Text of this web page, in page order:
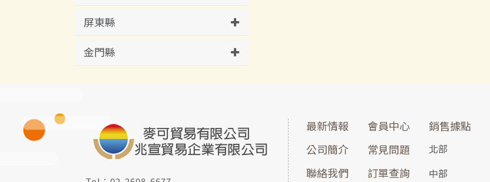
屏東縣
金門縣
最新情報
公司簡介
聯絡我們
會員中心
常見問題
訂單查詢
銷售據點
北部
中部